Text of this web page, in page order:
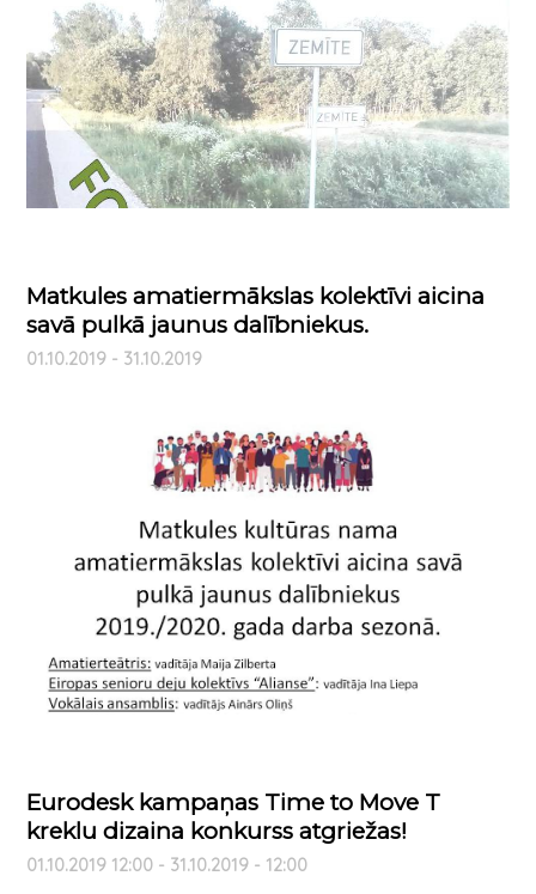
Matkules amatiermākslas kolektīvi aicina
savā pulkā jaunus dalībniekus.
01.10.2019 - 31.10.2019
Eurodesk kampaņas Time to Move T
kreklu dizaina konkurss atgriežas!
01.10.2019 12:00 - 31.10.2019 - 12:00